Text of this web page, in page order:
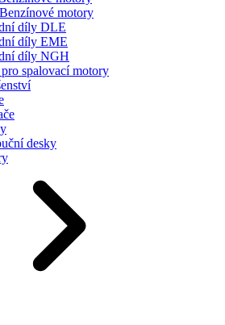
motory
díly DLE
díly EME
díly NGH
spalovací motory
desky